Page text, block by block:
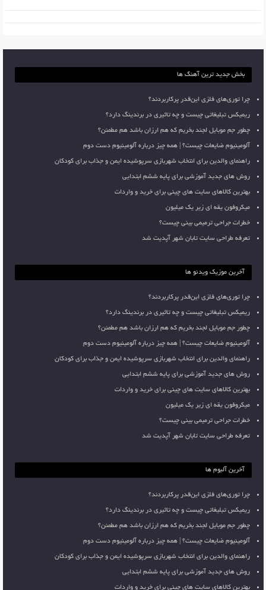
بخش جدید ترین آهنگ ها
چرا توری‌های فلزی این‌قدر پرکاربردند؟
ریمیکس تبلیغاتی چیست و چه تاثیری در برندینگ دارد؟
چطور جم موبایل لجند بخریم که هم ارزان باشد هم مطمئن؟
آلومینیوم ضایعات چیست؟ | همه چیز درباره آلومینیوم دست دوم
راهنمای والدین برای انتخاب شهربازی سرپوشیده ایمن و جذاب برای کودکان
روش های جدید آموزشی برای پایه ششم ابتدایی
بهترین کالاهای سایت های چینی برای خرید و واردات
میکروفون یقه ای زیر یک میلیون
خطرات جراحی ترمیمی بینی چیست؟
تعرفه طراحی سایت تابان شهر آپدیت شد
آخرین موزیک ویدئو ها
چرا توری‌های فلزی این‌قدر پرکاربردند؟
ریمیکس تبلیغاتی چیست و چه تاثیری در برندینگ دارد؟
چطور جم موبایل لجند بخریم که هم ارزان باشد هم مطمئن؟
آلومینیوم ضایعات چیست؟ | همه چیز درباره آلومینیوم دست دوم
راهنمای والدین برای انتخاب شهربازی سرپوشیده ایمن و جذاب برای کودکان
روش های جدید آموزشی برای پایه ششم ابتدایی
بهترین کالاهای سایت های چینی برای خرید و واردات
میکروفون یقه ای زیر یک میلیون
خطرات جراحی ترمیمی بینی چیست؟
تعرفه طراحی سایت تابان شهر آپدیت شد
آخرین آلبوم ها
چرا توری‌های فلزی این‌قدر پرکاربردند؟
ریمیکس تبلیغاتی چیست و چه تاثیری در برندینگ دارد؟
چطور جم موبایل لجند بخریم که هم ارزان باشد هم مطمئن؟
آلومینیوم ضایعات چیست؟ | همه چیز درباره آلومینیوم دست دوم
راهنمای والدین برای انتخاب شهربازی سرپوشیده ایمن و جذاب برای کودکان
روش های جدید آموزشی برای پایه ششم ابتدایی
بهترین کالاهای سایت های چینی برای خرید و واردات